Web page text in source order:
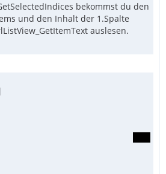
bekommst du den
und den Inhalt der 1.Spalte
auslesen.